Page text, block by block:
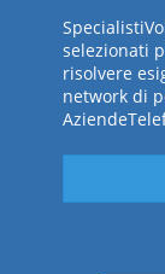
selezionati
risolvere
network di